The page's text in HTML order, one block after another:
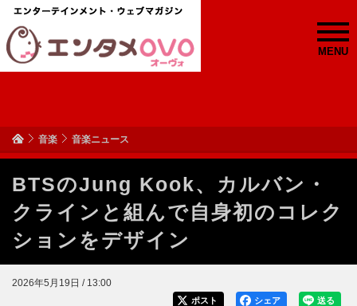
MENU
音楽 音楽ニュース
BTSのJung Kook、カルバン・
クラインと組んで自身初のコレク
ションをデザイン
2026年5月19日 / 13:00
送る
シェア
ポスト